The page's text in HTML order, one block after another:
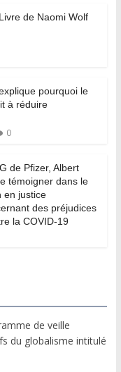
de Naomi Wolf
pourquoi le
à réduire
0
de Pfizer, Albert
témoigner dans le
en justice
des préjudices
la COVID-19
de veille
du globalisme intitulé